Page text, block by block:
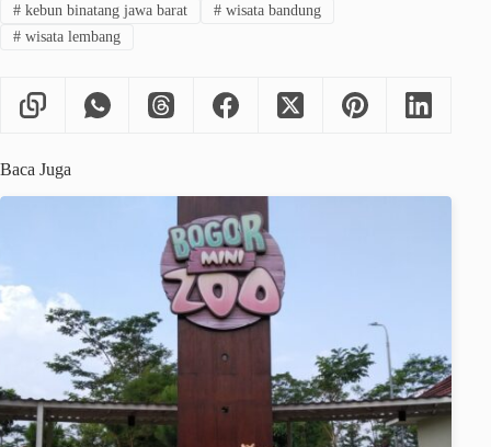
#kebun binatang jawa barat #wisata bandung
#wisata lembang
Baca Juga